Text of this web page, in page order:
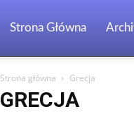
Strona Główna
Strona główna Grecja
GRECJA